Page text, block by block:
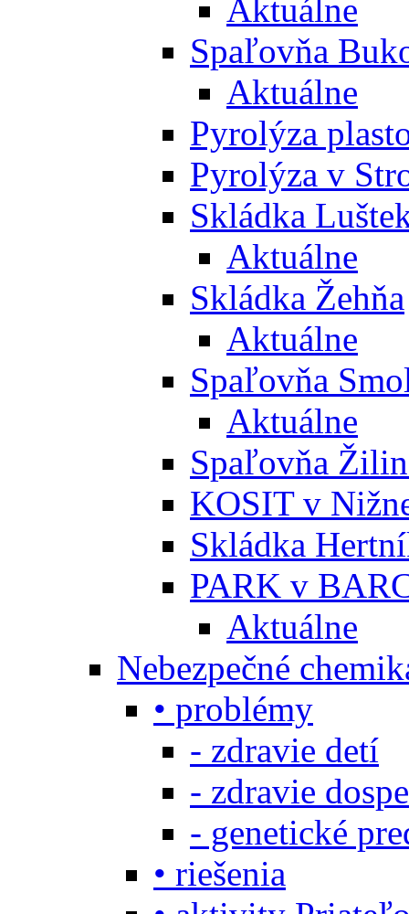
Aktuálne
Spaľovňa
Aktuálne
Pyrolýza
Pyrolýza v
Skládka
Aktuálne
Skládka Žehňa
Aktuálne
Spaľovňa
Aktuálne
Spaľovňa
KOSIT v
Skládka
PARK v
Aktuálne
Nebezpečné
• problémy
- zdravie detí
- zdravie
- genetické
• riešenia